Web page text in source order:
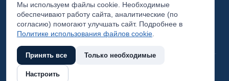
ИНФОРМАЦИЯ
Законодательная карта
Карта сайта
(с) 2017 Ханты-Мансийский район, официальный сайт
администрации
Мы используем файлы cookie. Необходимые
обеспечивают работу сайта, аналитические (по
согласию) помогают улучшать сайт. Подробнее в
Политике использования файлов cookie
Принять все Только необходимые
Настроить